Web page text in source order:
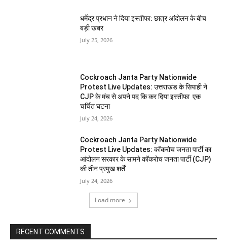
धर्मेंद्र प्रधान ने दिया इस्तीफा: छात्र आंदोलन के बीच
बड़ी खबर
July 25, 2026
Cockroach Janta Party Nationwide
Protest Live Updates: उत्तराखंड के सिपाही ने
CJP के मंच से अपने पद कि कर दिया इस्तीफा एक
चर्चित घटना
July 24, 2026
Cockroach Janta Party Nationwide
Protest Live Updates: कॉकरोच जनता पार्टी का
आंदोलन सरकार के सामने कॉकरोच जनता पार्टी (CJP)
की तीन प्रमुख शर्तें
July 24, 2026
Load more
RECENT COMMENTS